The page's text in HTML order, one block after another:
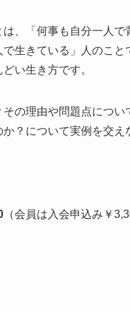
、「何事も自分一人
生きている」人のこ
い生き方です。
の理由や問題点につ
？について実例を交え
（会員は入会申込み￥